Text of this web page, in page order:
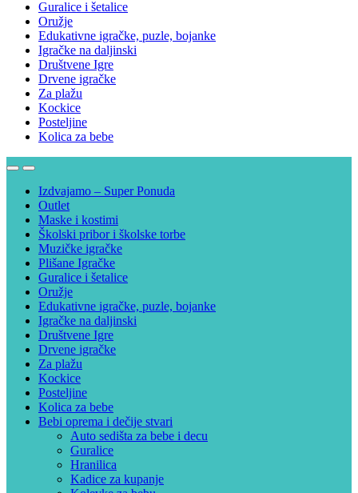
Guralice i šetalice
Oružje
Edukativne igračke, puzle, bojanke
Igračke na daljinski
Društvene Igre
Drvene igračke
Za plažu
Kockice
Posteljine
Kolica za bebe
Izdvajamo – Super Ponuda
Outlet
Maske i kostimi
Školski pribor i školske torbe
Muzičke igračke
Plišane Igračke
Guralice i šetalice
Oružje
Edukativne igračke, puzle, bojanke
Igračke na daljinski
Društvene Igre
Drvene igračke
Za plažu
Kockice
Posteljine
Kolica za bebe
Bebi oprema i dečije stvari
Auto sedišta za bebe i decu
Guralice
Hranilica
Kadice za kupanje